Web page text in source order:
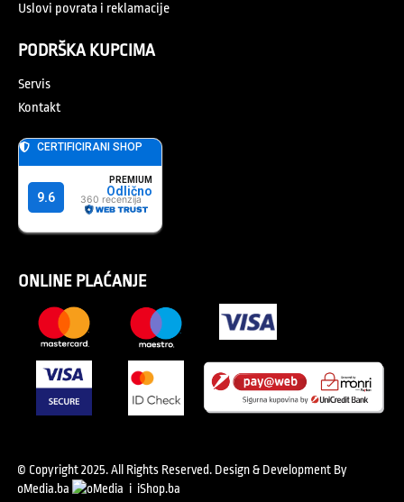
Uslovi povrata i reklamacije
PODRŠKA KUPCIMA
Servis
Kontakt
ONLINE PLAĆANJE
© Copyright 2025. All Rights Reserved. Design & Development By
oMedia.ba
i iShop.ba